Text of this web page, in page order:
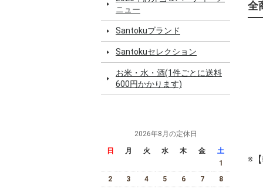
ニュー
Santokuブランド
Santokuセレクション
お米・水・酒(1件ごとに送料
600円かかります)
2026年8月の定休日
日 月 火 水 木 金
土
1
2
3 4 5 6 7
8
全
※